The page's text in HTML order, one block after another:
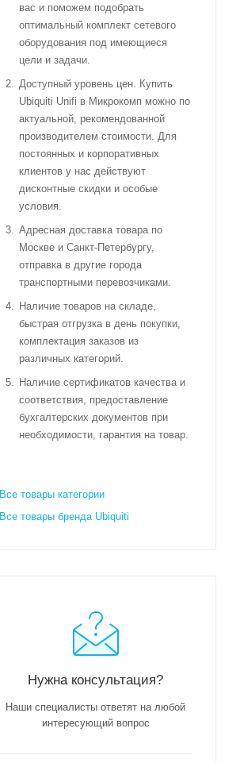
вас и поможем подобрать
оптимальный комплект сетевого
оборудования под имеющиеся
цели и задачи.
Доступный уровень цен. Купить
Ubiquiti Unifi в Микрокомп можно по
актуальной, рекомендованной
производителем стоимости. Для
постоянных и корпоративных
клиентов у нас действуют
дисконтные скидки и особые
условия.
Адресная доставка товара по
Москве и Санкт-Петербургу,
отправка в другие города
транспортными перевозчиками.
Наличие товаров на складе,
быстрая отгрузка в день покупки,
комплектация заказов из
различных категорий.
Наличие сертификатов качества и
соответствия, предоставление
бухгалтерских документов при
необходимости, гарантия на товар.
Все товары категории
Все товары бренда Ubiquiti
Нужна консультация?
Наши специалисты ответят на любой
интересующий вопрос